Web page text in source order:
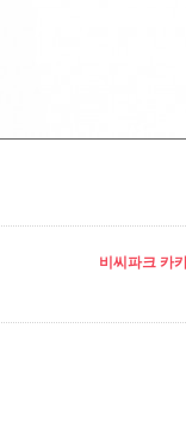
비씨파크 카